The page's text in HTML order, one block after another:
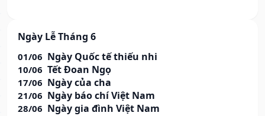
Ngày Lễ Tháng 6
01/06 Ngày Quốc tế thiếu nhi
10/06 Tết Đoan Ngọ
17/06 Ngày của cha
21/06 Ngày báo chí Việt Nam
28/06 Ngày gia đình Việt Nam